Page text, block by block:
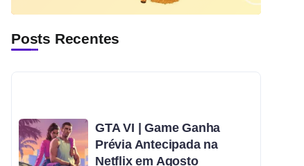
Posts Recentes
GTA VI | Game Ganha
Prévia Antecipada na
Netflix em Agosto